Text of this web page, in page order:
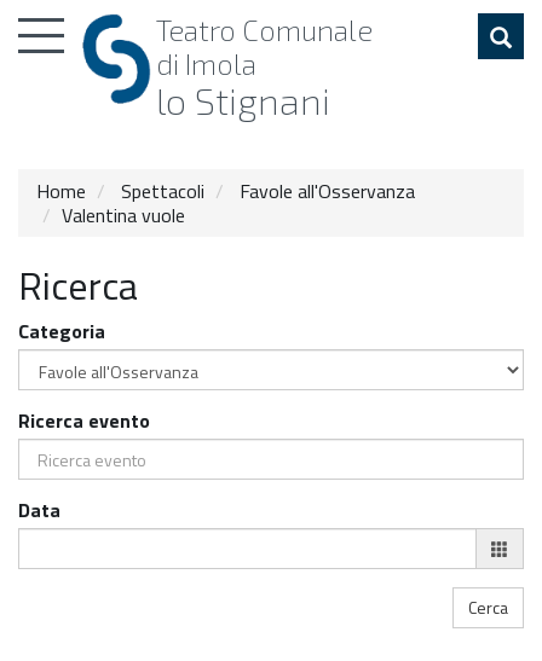
Toggle
navigation
Teatro Comunale
di Imola
lo Stignani
Home Spettacoli
Favole all'Osservanza
Valentina vuole
Ricerca
Categoria
Ricerca evento
Data